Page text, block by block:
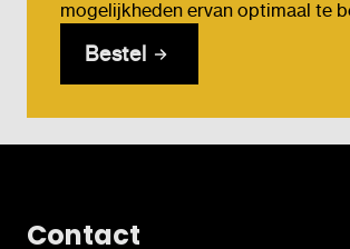
mogelijkheden ervan optimaal te
Bestel
Contact